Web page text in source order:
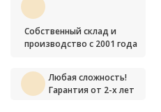
Собственный склад и
производство с 2001 года
Любая сложность!
Гарантия от 2-х лет